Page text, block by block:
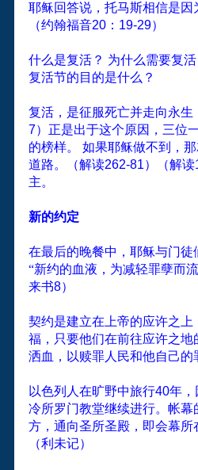
耶稣回答说，托马斯相信是
（约翰福音20 ： 19-29）
什么是复活？ 为什么需要复
复活节的目的是什么？
复活，是征服死亡并走向永生
7）正是出于这个原因，三位
的榜样。
如果耶稣做不到，
道路。（解读262-81）（解读
主。
新的约定
在最后的晚餐中，耶稣与门
“新约的血液，为减轻罪孽而
来书8）
契约是建立在上帝的应许之
福，只要他们在前往应许之
洒血，以赎罪人民和他自己的
以色列人在旷野中旅行40年，
冷所罗门教堂继续进行。帐
方，通向圣所圣殿，即会幕
（利未记）